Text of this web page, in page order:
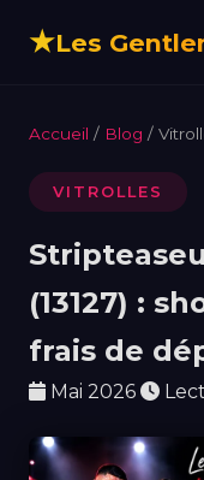
★Les
Accueil / Blog /
VITROLLES
(13127) :
frais de
Mai 2026